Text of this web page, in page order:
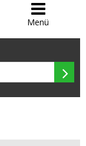

Menü
